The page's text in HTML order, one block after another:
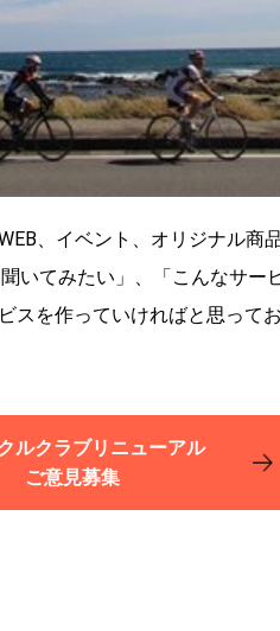
、イベント、オリジナル商
いてみたい」、「こんなサー
を作っていければと思って
ルクラブリニューアル
ご意見募集